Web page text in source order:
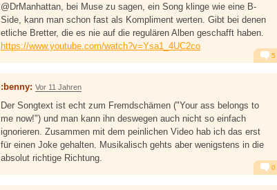
@DrManhattan, bei Muse zu sagen, ein Song klinge wie eine B-
Side, kann man schon fast als Kompliment werten. Gibt bei denen
etliche Bretter, die es nie auf die regulären Alben geschafft haben.
https://www.youtube.com/watch?v=Ysa1_4UC2co
Alarm Antworten
5
:benny: Vor 11 Jahren
Der Songtext ist echt zum Fremdschämen ("Your ass belongs to
me now!") und man kann ihn deswegen auch nicht so einfach
ignorieren. Zusammen mit dem peinlichen Video hab ich das erst
für einen Joke gehalten. Musikalisch gehts aber wenigstens in die
absolut richtige Richtung.
Alarm Antworten
0